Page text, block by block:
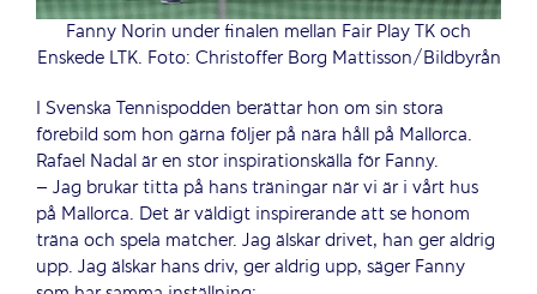
Fanny Norin under finalen mellan Fair Play TK och
Enskede LTK. Foto: Christoffer Borg Mattisson/Bildbyrån
I Svenska Tennispodden berättar hon om sin stora
förebild som hon gärna följer på nära håll på Mallorca.
Rafael Nadal är en stor inspirationskälla för Fanny.
– Jag brukar titta på hans träningar när vi är i vårt hus
på Mallorca. Det är väldigt inspirerande att se honom
träna och spela matcher. Jag älskar drivet, han ger aldrig
upp. Jag älskar hans driv, ger aldrig upp, säger Fanny